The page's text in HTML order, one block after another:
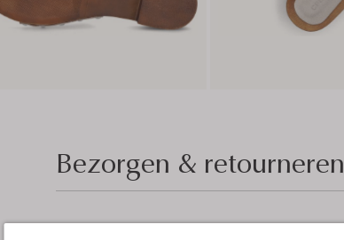
Bezorgen & retourneren